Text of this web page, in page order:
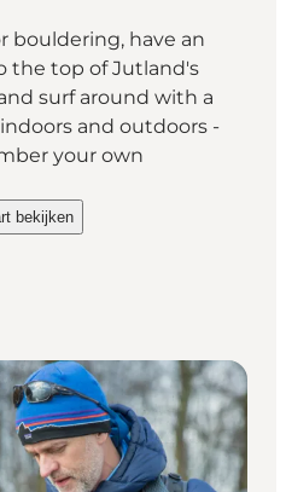
bouldering, have an
the top of Jutland's
surf around with a
and outdoors -
your own
- indoor and outdoor skate
bekijken- indoor and outdoor skate park